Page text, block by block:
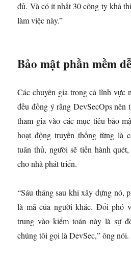
đủ. Và có ít nhất 30 công ty khả
làm việc này.”
Bảo mật phần mềm
Các chuyên gia trong cả lĩnh vực
đều đồng ý rằng DevSecOps nên
tham gia vào các mục tiêu bảo
hoạt động truyền thống từng là
tuân thủ, người sẽ tiến hành
cho nhà phát triển.
“Sáu tháng sau khi xây dựng nó,
là mã của người khác. Đối phó
trung vào kiểm toán này là sự
chúng tôi gọi là DevSec,” ông nói.